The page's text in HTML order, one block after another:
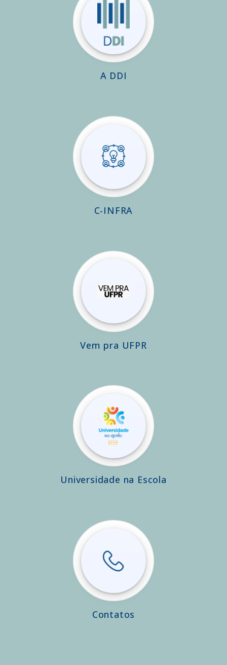
A DDI
C-INFRA
Vem pra UFPR
Universidade na Escola
Contatos